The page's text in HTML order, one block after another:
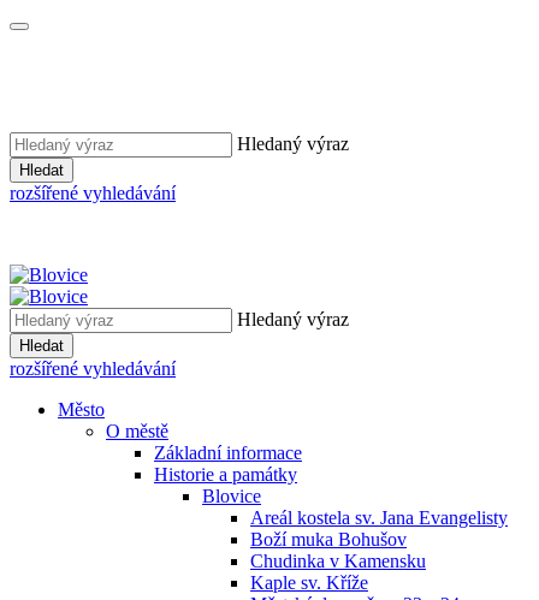
Hledaný výraz
Hledat
rozšířené vyhledávání
Hledaný výraz
Hledat
rozšířené vyhledávání
Město
O městě
Základní informace
Historie a památky
Blovice
Areál kostela sv. Jana Evangelisty
Boží muka Bohušov
Chudinka v Kamensku
Kaple sv. Kříže